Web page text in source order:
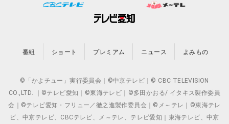
番組 ショート プレミアム ニュース よみもの
©「かよチュー」実行委員会｜©中京テレビ｜© CBC TELEVISION
CO.,LTD. ｜©テレビ愛知｜©東海テレビ｜©多田かおる/ イタキス製作委員
会｜©テレビ愛知・フリュー／徹之進製作委員会｜©メ～テレ｜©東海テレ
ビ、中京テレビ、CBCテレビ、メ～テレ、テレビ愛知｜東海テレビ、中京